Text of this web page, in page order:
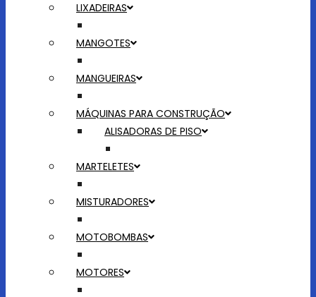
LIXADEIRAS
MANGOTES
MANGUEIRAS
MÁQUINAS PARA CONSTRUÇÃO
ALISADORAS DE PISO
MARTELETES
MISTURADORES
MOTOBOMBAS
MOTORES